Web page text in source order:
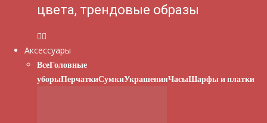
цвета, трендовые образы
Аксессуары
ВсеГоловные
уборыПерчаткиСумкиУкрашенияЧасыШарфы и платки